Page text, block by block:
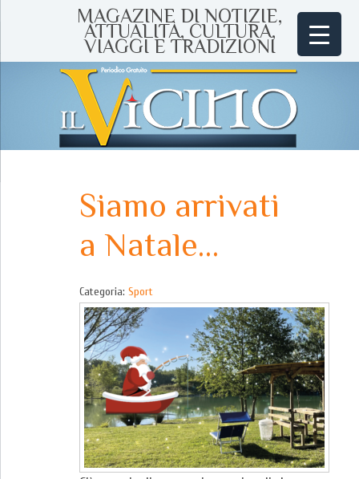
MAGAZINE DI NOTIZIE,
ATTUALITÀ, CULTURA,
VIAGGI E TRADIZIONI
Siamo arrivati
a Natale…
Categoria: Sport